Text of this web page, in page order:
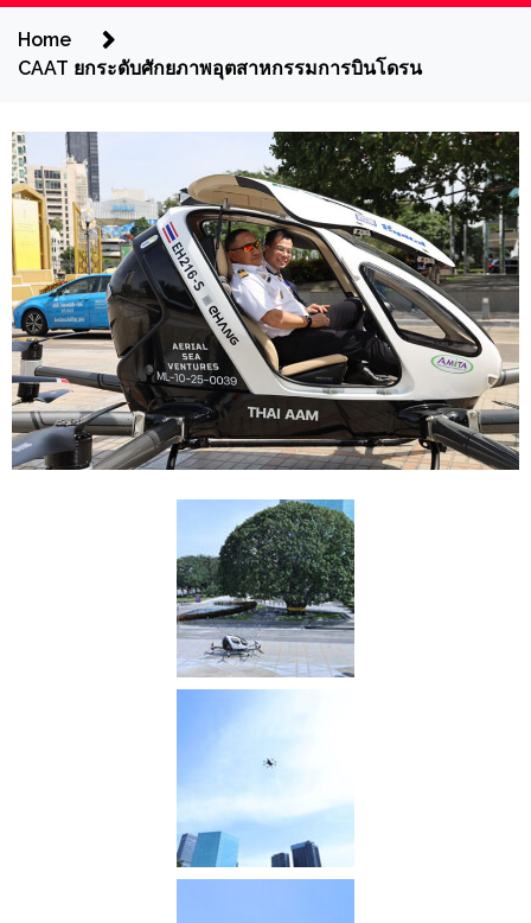
Home
CAAT ยกระดับศักยภาพอุตสาหกรรมการบินโดรน